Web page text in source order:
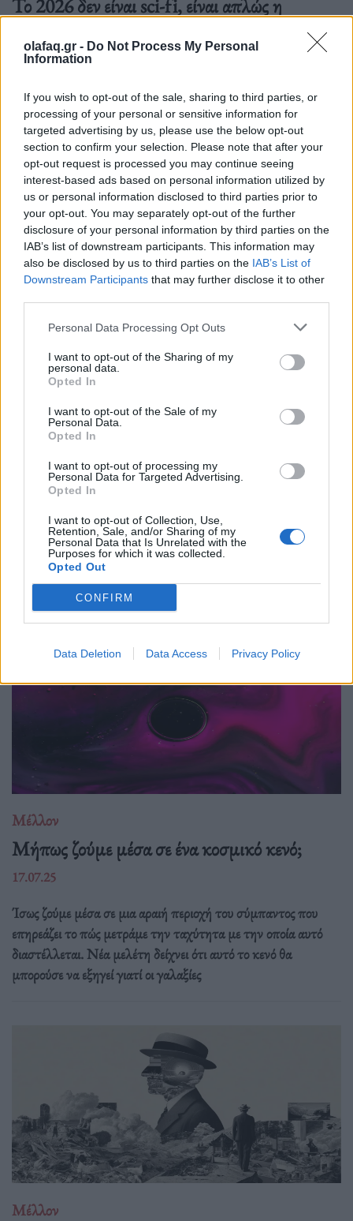
olafaq.gr - Do Not Process My Personal
Information
If you wish to opt-out of the sale, sharing to third parties, or
processing of your personal or sensitive information for
targeted advertising by us, please use the below opt-out
section to confirm your selection. Please note that after your
opt-out request is processed you may continue seeing
interest-based ads based on personal information utilized by
us or personal information disclosed to third parties prior to
your opt-out. You may separately opt-out of the further
disclosure of your personal information by third parties on the
IAB’s list of downstream participants. This information may
also be disclosed by us to third parties on the IAB’s List of
Downstream Participants that may further disclose it to other
Personal Data Processing Opt Outs
I want to opt-out of the Sharing of my
personal data.
Opted In
I want to opt-out of the Sale of my
Personal Data.
Opted In
I want to opt-out of processing my
Personal Data for Targeted Advertising.
Opted In
I want to opt-out of Collection, Use,
Retention, Sale, and/or Sharing of my
Personal Data that Is Unrelated with the
Purposes for which it was collected.
Opted Out
CONFIRM
Data Deletion Data Access Privacy Policy
Το 2026 δεν είναι sci-fi, είναι απλώς η
αντέχουμε
Ξεχνάμε ότι το «μέλλον» δεν έρχεται ποτέ μαζικά, με
ιπτάμενα αυτοκίνητα και ρομπότ-οικονόμους. Έρχεται
σιωπηλά, μέσα από μικρές συνήθειες που γίνονται εξαρτήσεις,
από αλγορίθμους που αποφασίζουν πριν
Μέλλον
Η νέα πρόκληση της επιστήμης: Η ιατρική
μπαίνει στην τροχιά του διαστήματος
19.08.25
Από τον Διεθνή Διαστημικό Σταθμό έως τα εργαστήρια της
Γης, η απουσία βαρύτητας ανοίγει δρόμους για ανακαλύψεις
που μπορεί να αλλάξουν την ιατρική όπως τη γνωρίζουμε.
Από τον καρκίνο μέχρι τα φάρμακα
Μέλλον
Μήπως ζούμε μέσα σε ένα κοσμικό κενό;
17.07.25
Ίσως ζούμε μέσα σε μια αραιή περιοχή του σύμπαντος που
επηρεάζει το πώς μετράμε την ταχύτητα με την οποία αυτό
διαστέλλεται. Νέα μελέτη δείχνει ότι αυτό το κενό θα
μπορούσε να εξηγεί γιατί οι γαλαξίες
Μέλλον